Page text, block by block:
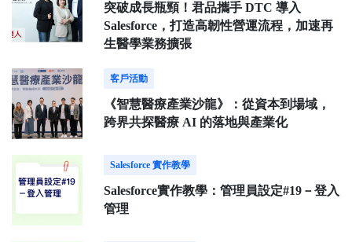
突破成長瓶頸！君品攜手 DTC 導入
Salesforce，打造高韌性營運流程，加速再
生醫學業務擴張
客戶活動
《智慧醫療產業沙龍》：從資本到場域，
跨界共探醫療 AI 的落地與產業化
Salesforce 實作教學
Salesforce實作教學：管理員設定#19－登入
管理